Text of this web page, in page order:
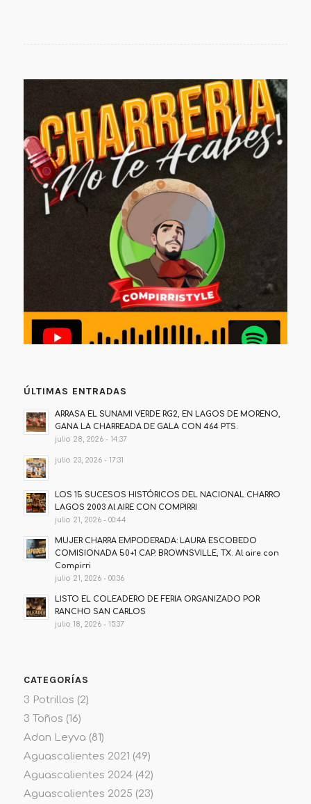
ÚLTIMAS ENTRADAS
ARRASA EL SUNAMI VERDE RG2, EN LAGOS DE MORENO,
GANA LA CHARREADA DE GALA CON 464 PTS.
julio 28, 2026 - 14:37
julio 23, 2026 - 17:31
LOS 15 SUCESOS HISTÓRICOS DEL NACIONAL CHARRO
LAGOS 2003 Al AIRE CON COMPIRRI
julio 21, 2026 - 00:44
MUJER CHARRA EMPODERADA: LAURA ESCOBEDO
COMISIONADA 50+1 CAP. BROWNSVILLE, TX. Al aire con
Compirri
julio 21, 2026 - 00:36
LISTO EL COLEADERO DE FERIA ORGANIZADO POR
RANCHO SAN CARLOS
julio 18, 2026 - 15:37
CATEGORÍAS
3 Potrillos (2)
3 Toños (16)
Adan Leyva (81)
Aguascalientes 2021 (49)
Aguascalientes 2024(42)
Aguascalientes 2025 (23)